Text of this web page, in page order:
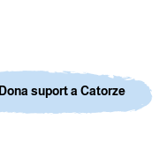
Dona suport a Catorze